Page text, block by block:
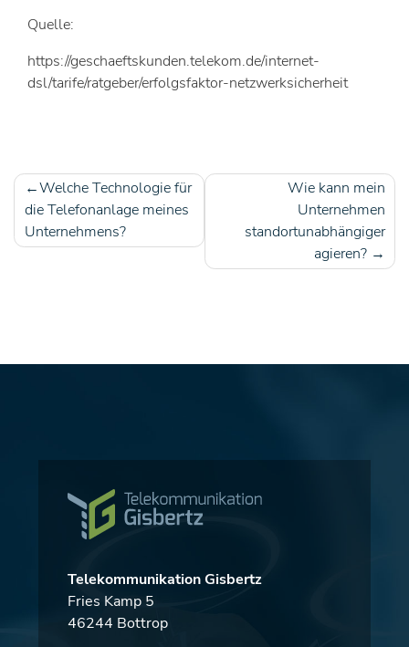
Quelle:
https://geschaeftskunden.telekom.de/internet-
dsl/tarife/ratgeber/erfolgsfaktor-netzwerksicherheit
Beitragsnavigation
Welche Technologie für
die Telefonanlage meines
Unternehmens?
Wie kann mein
Unternehmen
standortunabhängiger
agieren?
Telekommunikation Gisbertz
Fries Kamp 5
46244 Bottrop